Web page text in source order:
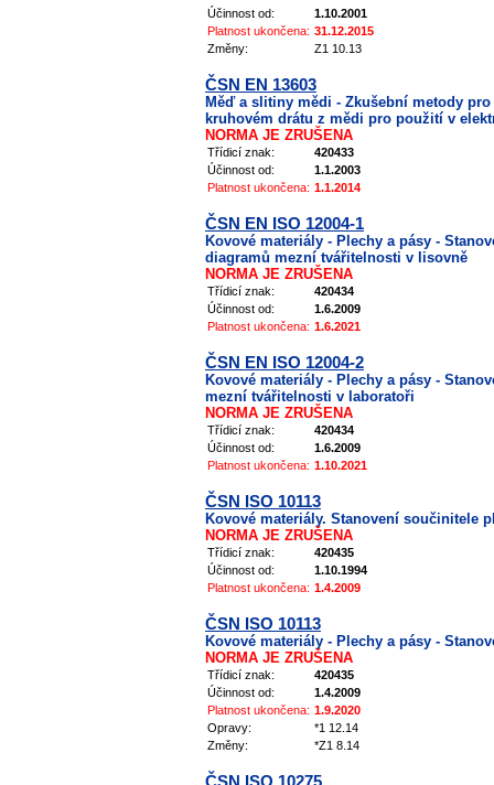
Účinnost od:
1.10.2001
Platnost ukončena: 31.12.2015
Změny:
Z1 10.13
ČSN EN 13603
Měď a slitiny mědi - Zkušební metody
kruhovém drátu z mědi pro použití v
NORMA JE ZRUŠENA
Třídicí znak:
420433
Účinnost od:
1.1.2003
Platnost ukončena: 1.1.2014
ČSN EN ISO 12004-1
Kovové materiály - Plechy a pásy -
diagramů mezní tvářitelnosti v lisovně
NORMA JE ZRUŠENA
Třídicí znak:
420434
Účinnost od:
1.6.2009
Platnost ukončena: 1.6.2021
ČSN EN ISO 12004-2
Kovové materiály - Plechy a pásy -
mezní tvářitelnosti v laboratoři
NORMA JE ZRUŠENA
Třídicí znak:
420434
Účinnost od:
1.6.2009
Platnost ukončena: 1.10.2021
ČSN ISO 10113
Kovové materiály. Stanovení součinitele
NORMA JE ZRUŠENA
Třídicí znak:
420435
Účinnost od:
1.10.1994
Platnost ukončena: 1.4.2009
ČSN ISO 10113
Kovové materiály - Plechy a pásy -
NORMA JE ZRUŠENA
Třídicí znak:
420435
Účinnost od:
1.4.2009
Platnost ukončena: 1.9.2020
Opravy:
*1 12.14
Změny:
*Z1 8.14